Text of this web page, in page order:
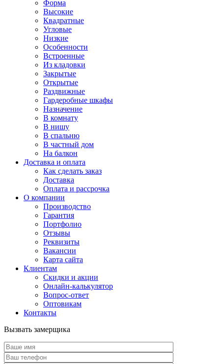
Форма
Высокие
Квадратные
Угловые
Низкие
Особенности
Встроенные
Из кладовки
Закрытые
Открытые
Раздвижные
Гардеробные шкафы
Назначение
В комнату
В нишу
В спальню
В частный дом
На балкон
Доставка и оплата
Как сделать заказ
Доставка
Оплата и рассрочка
О компании
Производство
Гарантия
Портфолио
Отзывы
Реквизиты
Вакансии
Карта сайта
Клиентам
Скидки и акции
Онлайн-калькулятор
Вопрос-ответ
Оптовикам
Контакты
Вызвать замерщика